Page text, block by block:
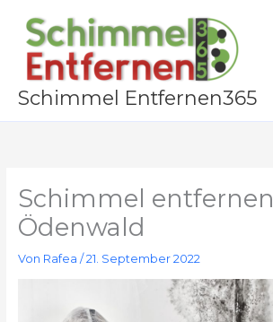
Inhalt
springen
Schimmel Entfernen365
Schimmel entfernen
Ödenwald
Von Rafea /21. September 2022